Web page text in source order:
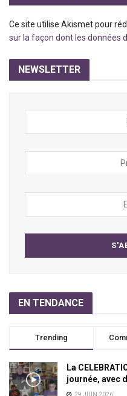
Ce site utilise Akismet pour
sur la façon dont les données
NEWSLETTER
EN TENDANCE
Trending
La
journée, avec